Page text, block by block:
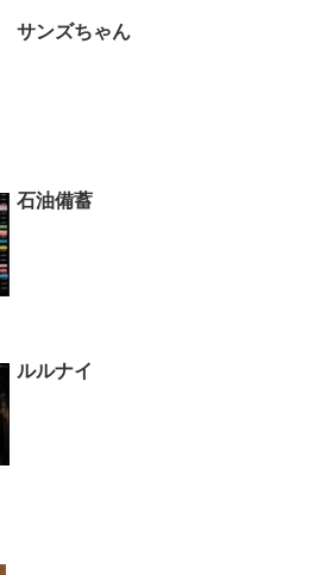
サンズちゃん
石油備蓄
ルルナイ